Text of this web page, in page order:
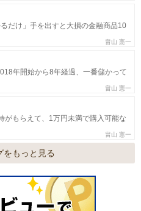
るだけ」手を出すと大損の金融商品10
畠山 憲一
年開始から8年経過、一番儲かって
畠山 憲一
がもらえて、1万円未満で購入可能な
畠山 憲一
をもっと見る